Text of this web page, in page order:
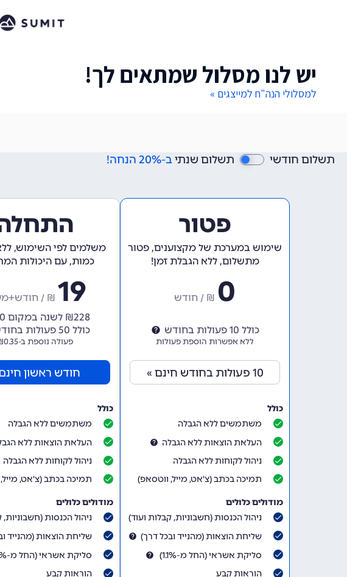
יש לנו מסלול שמתאים לך!
למסלולי הנה"ח למייצגים »